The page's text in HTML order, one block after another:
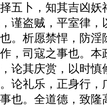
五卜，知其吉凶妖
谨盗贼，平室律，
。析愿禁悍，防淫
，司寇之事也。本
论其庆赏，以时慎
论礼乐，正身行
也。全道德，致隆